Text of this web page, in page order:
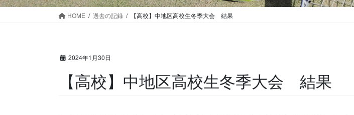
HOME 過去の記録 【高校】中地区高校生冬季大会 結果
2024年1月30日
【高校】中地区高校生冬季大会 結果